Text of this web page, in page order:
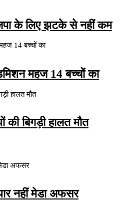
के लिए झटके से नहीं कम
महज 14 बच्चों का
की बिगड़ी हालत मौत
नहीं मेडा अफसर